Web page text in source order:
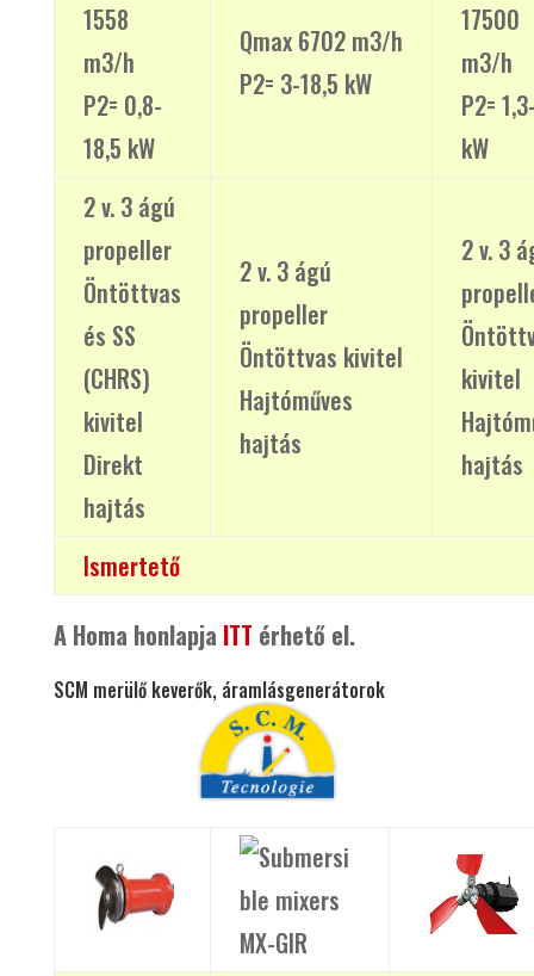
1558
m3/h
P2= 0,8-
18,5 kW
Qmax 6702 m3/h
P2= 3-18,5 kW
17500
m3/h
P2=
kW
2 v. 3 ágú
propeller
Öntöttvas
és SS
(CHRS)
kivitel
Direkt
hajtás
2 v. 3 ágú
propeller
Öntöttvas kivitel
Hajtóműves
hajtás
2 v. 3
kivitel
hajtás
Ismertető
A Homa honlapja ITT érhető el.
SCM merülő keverők, áramlásgenerátorok